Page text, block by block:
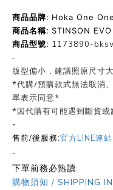
商品品牌: Hoka One One
商品名稱: STINSON
商品型號: 1173890-bksv
-
版型偏小，建議照原尺寸
*代購/預購款式無法取消
單表示同意*
*因代購有可能遇到斷貨
-
售前/後服務:官方LINE連結
-
下單前務必熟讀:
購物須知 / SHIPPING